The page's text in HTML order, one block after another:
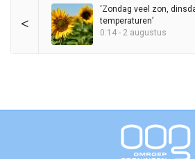
<
‘Zondag veel zon,
temperaturen’
0:14 - 2 augustus